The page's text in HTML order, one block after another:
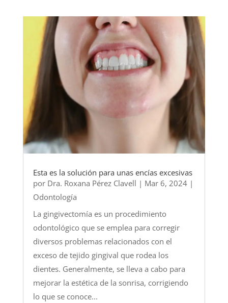
Esta es la solución para unas encías excesivas
por Dra. Roxana Pérez Clavell | Mar 6, 2024|
Odontología
La gingivectomía es un procedimiento
odontológico que se emplea para corregir
diversos problemas relacionados con el
exceso de tejido gingival que rodea los
dientes. Generalmente, se lleva a cabo para
mejorar la estética de la sonrisa, corrigiendo
lo que se conoce...